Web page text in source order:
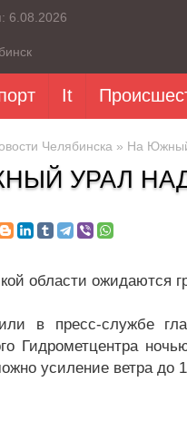
6.08.2026
It
Челябинска » На Южный
УРАЛ
области ожидаются
в пресс-службе
Гидрометцентра
усиление ветра